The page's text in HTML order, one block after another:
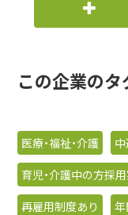
この企業の
医療・福祉・介護
育児・介護中の方採
再雇用制度あり